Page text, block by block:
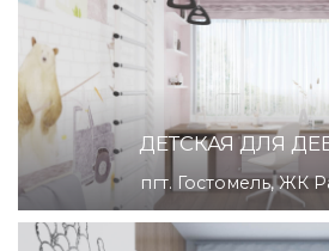
ДЕТСКАЯ ДЛЯ
пгт. Гостомель, ЖК